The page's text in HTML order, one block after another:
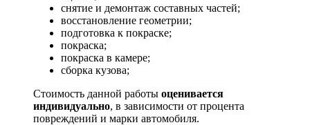
снятие и демонтаж составных частей;
восстановление геометрии;
подготовка к покраске;
покраска;
покраска в камере;
сборка кузова;
Стоимость данной работы оценивается
индивидуально, в зависимости от процента
повреждений и марки автомобиля.